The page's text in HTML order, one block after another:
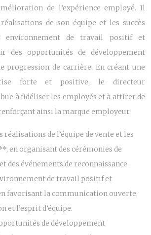
de l’expérience employé. Il
de son équipe et les succès
environnement de travail positif et
des opportunités de développement
progression de carrière. En créant une
forte et positive, le directeur
à fidéliser les employés et à attirer de
ainsi la marque employeur.
de l’équipe de vente et les
en organisant des cérémonies de
des événements de reconnaissance.
de travail positif et
favorisant la communication ouverte,
et l’esprit d’équipe.
de développement